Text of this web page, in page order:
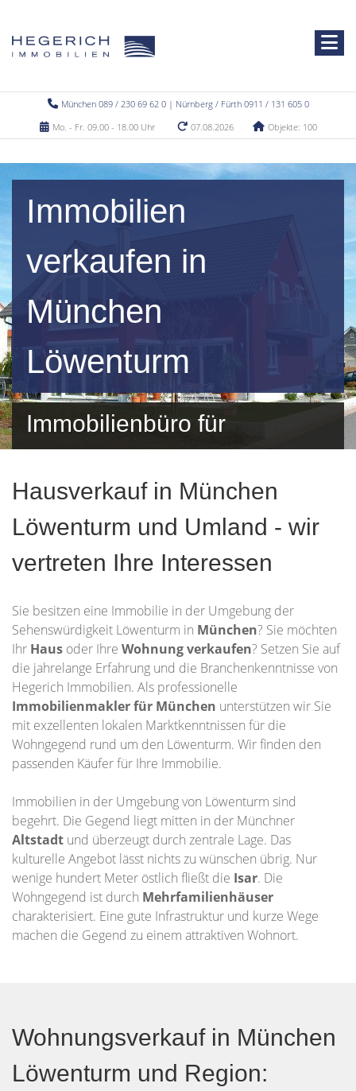
München 089 / 230 69 62 0 | Nürnberg / Fürth 0911 / 131 605 0
Mo. - Fr. 09.00 - 18.00 Uhr
07.08.2026 Objekte: 100
Immobilien
verkaufen in
München
Löwenturm
Immobilienbüro für
Hausverkauf in München
Löwenturm und Umland - wir
vertreten Ihre Interessen
Sie besitzen eine Immobilie in der Umgebung der
Sehenswürdigkeit Löwenturm in München? Sie möchten
Ihr Haus oder Ihre Wohnungverkaufen? Setzen Sie auf
die jahrelange Erfahrung und die Branchenkenntnisse von
Hegerich Immobilien. Als professionelle
Immobilienmakler für München unterstützen wir Sie
mit exzellenten lokalen Marktkenntnissen für die
Wohngegend rund um den Löwenturm. Wir finden den
passenden Käufer für Ihre Immobilie.
Immobilien in der Umgebung von Löwenturm sind
begehrt. Die Gegend liegt mitten in der Münchner
Altstadt und überzeugt durch zentrale Lage. Das
kulturelle Angebot lässt nichts zu wünschen übrig. Nur
wenige hundert Meter östlich fließt die Isar. Die
Wohngegend ist durch Mehrfamilienhäuser
charakterisiert. Eine gute Infrastruktur und kurze Wege
machen die Gegend zu einem attraktiven Wohnort.
Wohnungsverkauf in München
Löwenturm und Region: